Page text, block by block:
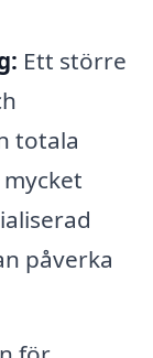
Ett större
totala
påverka